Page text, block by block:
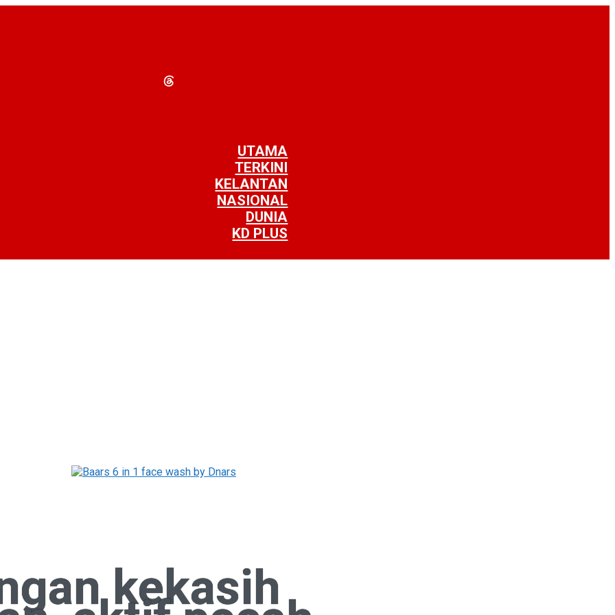
UTAMA
TERKINI
KELANTAN
NASIONAL
DUNIA
KD PLUS
kekasih